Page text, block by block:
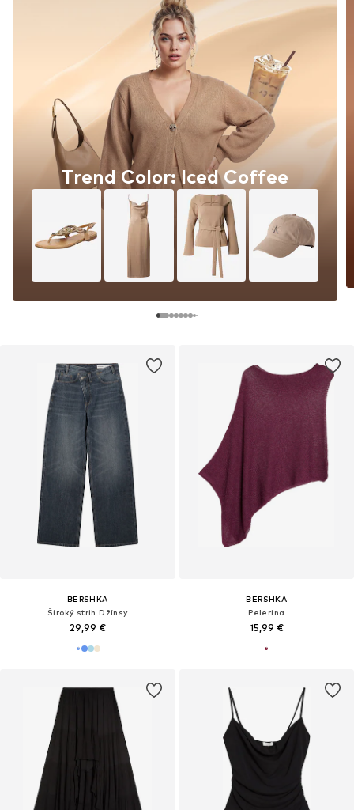
BERSHKA
Široký strih Džínsy
29,99 €
Trend Color: Iced Coffee
BERSHKA
Pelerína
15,99 €